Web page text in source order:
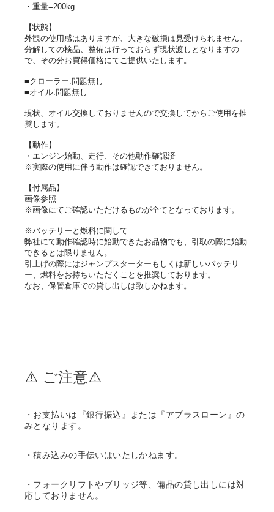
・重量=200kg
【状態】
外観の使用感はありますが、大きな破損は見受けられません。
分解しての検品、整備は行っておらず現状渡しとなりますの
で、その分お買得価格にてご提供いたします。
■クローラー:問題無し
■オイル:問題無し
現状、オイル交換しておりませんので交換してからご使用を推
奨します。
【動作】
・エンジン始動、走行、その他動作確認済
※実際の使用に伴う動作は確認できておりません。
【付属品】
画像参照
※画像にてご確認いただけるものが全てとなっております。
※バッテリーと燃料に関して
弊社にて動作確認時に始動できたお品物でも、引取の際に始動
できるとは限りません。
引上げの際にはジャンプスターターもしくは新しいバッテリ
ー、燃料をお持ちいただくことを推奨しております。
なお、保管倉庫での貸し出しは致しかねます。
⚠️ ご注意⚠️
・お支払いは『銀行振込』または『アプラスローン』の
みとなります。
・積み込みの手伝いはいたしかねます。
・フォークリフトやブリッジ等、備品の貸し出しには対
応しておりません。